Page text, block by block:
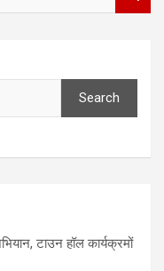
Search
टाउन हॉल कार्यक्रमों